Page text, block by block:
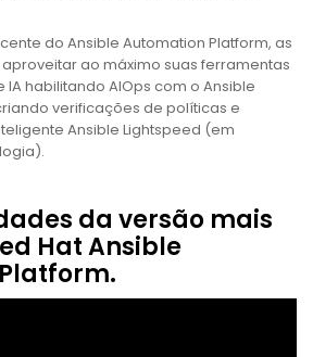
do Ansible Automation Platform, as
ao máximo suas ferramentas
habilitando AIOps com o Ansible
verificações de políticas e
Ansible Lightspeed (em
da versão mais
Hat Ansible